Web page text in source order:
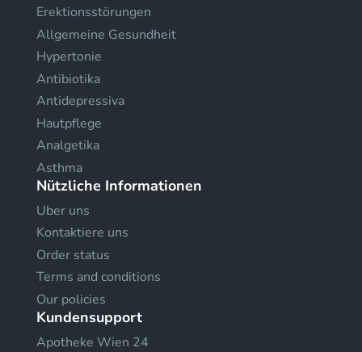
Erektionsstörungen
Allgemeine Gesundheit
Hypertonie
Antibiotika
Antidepressiva
Hautpflege
Analgetika
Asthma
Nützliche Informationen
Uber uns
Kontaktiere uns
Order status
Terms and conditions
Our policies
Kundensupport
Apotheke Wien 24